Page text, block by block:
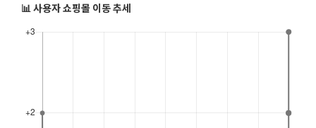
📊 사용자 쇼핑몰 이동 추세